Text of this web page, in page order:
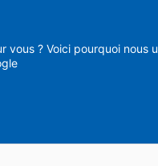
En
vous ? Voici pourquoi nous